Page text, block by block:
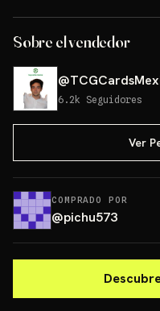
Sobre el vendedor
@
6.2k Seguidores
Ver
COMPRADO POR
@pichu573